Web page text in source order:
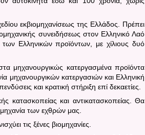
εκβιομηχανίσεως της Ελλάδος. Πρέπει
συνειδήσεως στον Ελληνικό Λαό
Ελληνικών προϊόντων, με χίλιους δυό
μηχανουργικώς κατεργασμένα προϊόντα
μηχανουργικών κατεργασιών και Ελληνική
και κρατική στήριξη επί δεκαετίες.
κατασκοπείας και αντικατασκοπείας. Θα
των εχθρών μας.
τις ξένες βιομηχανίες.